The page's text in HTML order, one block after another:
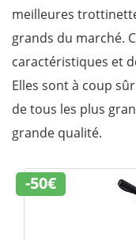
meilleures
grands du marché.
caractéristiques et
Elles sont à coup
de tous les plus
grande qualité.
-50€